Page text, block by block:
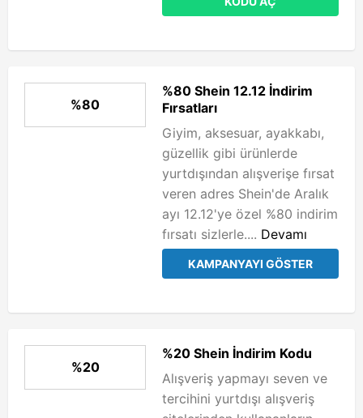
%80
%80 Shein 12.12 İndirim
Fırsatları
Giyim, aksesuar, ayakkabı,
güzellik gibi ürünlerde
yurtdışından alışverişe fırsat
veren adres Shein'de Aralık
ayı 12.12'ye özel %80 indirim
fırsatı sizlerle.... Devamı
KAMPANYAYI GÖSTER
%20
%20 Shein İndirim Kodu
Alışveriş yapmayı seven ve
tercihini yurtdışı alışveriş